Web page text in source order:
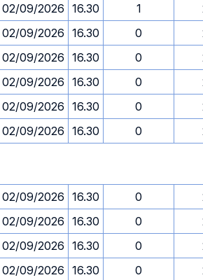
02/09/2026 16.30 1
02/09/2026 16.30 0
02/09/2026 16.30 0
02/09/2026 16.30 0
02/09/2026 16.30 0
02/09/2026 16.30 0
02/09/2026 16.30 0
02/09/2026 16.30 0
02/09/2026 16.30 0
02/09/2026 16.30 0